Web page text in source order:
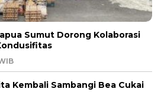
Sumut Dorong Kolaborasi
Kembali Sambangi Bea Cukai